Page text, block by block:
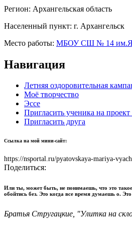
Регион: Архангельская область
Населенный пункт: г. Архангельск
Место работы: МБОУ СШ № 14
Навигация
Летняя оздоровительная
Моё творчество
Эссе
Пригласить ученика на
Пригласить друга
Ссылка на мой мини-сайт:
https://nsportal.ru/pyatovskaya-mariya-
Поделиться:
Или ты, может быть, не понимаешь, что это
обойтись без. Это когда все время думаешь о.
Братья Стругацкие, "Улитка на